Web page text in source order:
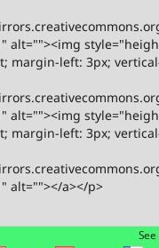
alt=""><img
margin-left: 3px;
alt=""><img
margin-left: 3px;
alt=""></a></p>